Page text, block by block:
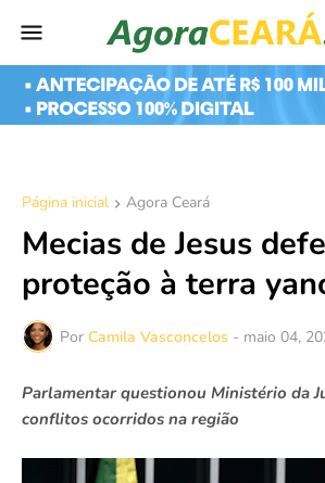
Página inicial Agora Ceará
Mecias de Jesus
proteção à terra
Por Camila Vasconcelos - maio 04,
Parlamentar questionou Ministério da
conflitos ocorridos na região